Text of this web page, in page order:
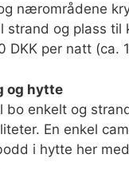
nærområdene
og plass til
DKK per natt (ca.
og hytte
bo enkelt og
En enkel
i hytte her